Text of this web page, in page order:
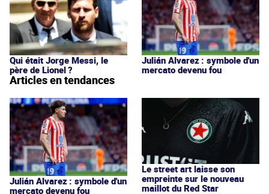
Qui était Jorge Messi, le
père de Lionel ?
Julián Alvarez : symbole d'un
mercato devenu fou
Articles en tendances
Julián Alvarez : symbole d'un
mercato devenu fou
Le street art laisse son
empreinte sur le nouveau
maillot du Red Star